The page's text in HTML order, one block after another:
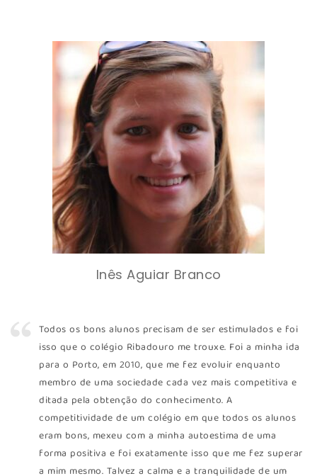
Inês Aguiar Branco
Todos os bons alunos precisam de ser estimulados e foi
isso que o colégio Ribadouro me trouxe. Foi a minha ida
para o Porto, em 2010, que me fez evoluir enquanto
membro de uma sociedade cada vez mais competitiva e
ditada pela obtenção do conhecimento. A
competitividade de um colégio em que todos os alunos
eram bons, mexeu com a minha autoestima de uma
forma positiva e foi exatamente isso que me fez superar
a mim mesmo. Talvez a calma e a tranquilidade de um